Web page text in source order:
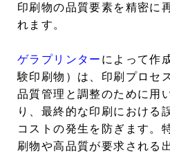
印刷物の品質要素を精密に
れます。
ゲラプリンター によって作
験印刷物）は、印刷プロセ
品質管理と調整のために用
り、最終的な印刷における
コストの発生を防ぎます。
刷物や高品質が要求される